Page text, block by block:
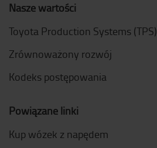
Nasze wartości
Toyota Production Systems (TPS)
Zrównoważony rozwój
Kodeks postępowania
Powiązane linki
Kup wózek z napędem